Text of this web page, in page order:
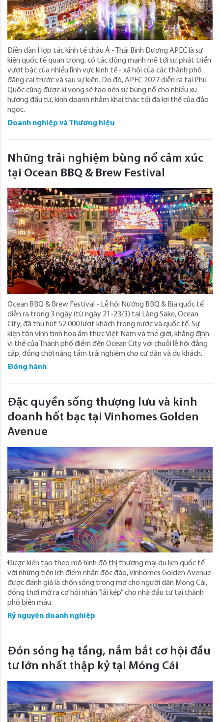
Diễn đàn Hợp tác kinh tế châu Á - Thái Bình Dương APEC là sự
kiện quốc tế quan trọng, có tác động mạnh mẽ tới sự phát triển
vượt bậc của nhiều lĩnh vực kinh tế - xã hội của các thành phố
đăng cai trước và sau sự kiện. Do đó, APEC 2027 diễn ra tại Phú
Quốc cũng được kì vọng sẽ tạo nên sự bùng nổ cho nhiều xu
hướng đầu tư, kinh doanh nhằm khai thác tối đa lợi thế của đảo
ngọc.
Doanh nghiệp và Thương hiệu
Những trải nghiệm bùng nổ cảm xúc
tại Ocean BBQ & Brew Festival
Ocean BBQ & Brew Festival - Lễ hội Nướng BBQ & Bia quốc tế
diễn ra trong 3 ngày (từ ngày 21-23/3) tại Làng Sake, Ocean
City, đã thu hút 52.000 lượt khách trong nước và quốc tế. Sự
kiện tôn vinh tinh hoa ẩm thực Việt Nam và thế giới, khẳng định
vị thế của Thành phố điểm đến Ocean City với chuỗi lễ hội đẳng
cấp, đồng thời nâng tầm trải nghiệm cho cư dân và du khách.
Đồng hành
Đặc quyền sống thượng lưu và kinh
doanh hốt bạc tại Vinhomes Golden
Avenue
Được kiến tạo theo mô hình đô thị thương mại du lịch quốc tế
với những tiện ích điểm nhấn độc đáo, Vinhomes Golden Avenue
được đánh giá là chốn sống trong mơ cho người dân Móng Cái,
đồng thời mở ra cơ hội nhận “lãi kép” cho nhà đầu tư tại thành
phố biên mậu.
Kỷ nguyên doanh nghiệp
Đón sóng hạ tầng, nắm bắt cơ hội đầu
tư lớn nhất thập kỷ tại Móng Cái